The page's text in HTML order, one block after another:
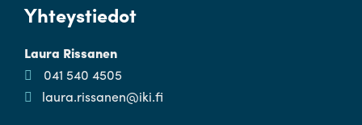
Yhteystiedot
Laura Rissanen
041 540 4505
laura.rissanen@iki.fi